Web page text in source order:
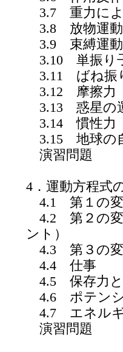
3.7 重力によ
3.8 放物運動
3.9 束縛運動
3.10 単振り
3.11 ばね振
3.12 摩擦力
3.13 惑星の
3.14 慣性力
3.15 地球の
演習問題
4．運動方程式
4.1 第１の変
4.2 第２の変
ント）
4.3 第３の
4.4 仕事
4.5 保存力と
4.6 ポテンシ
4.7 エネル
演習問題